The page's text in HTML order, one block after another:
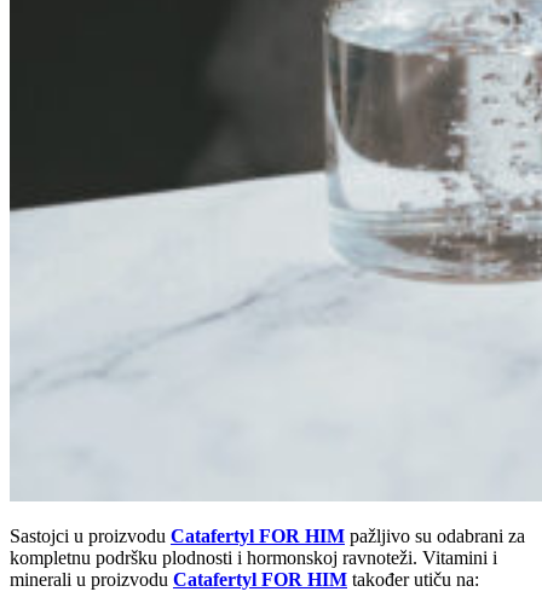
Sastojci u proizvodu Catafertyl FOR HIM pažljivo su odabrani za
kompletnu podršku plodnosti i hormonskoj ravnoteži. Vitamini i
minerali u proizvodu Catafertyl FOR HIM također utiču na: